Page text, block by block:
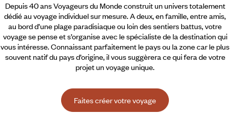
Depuis 40 ans Voyageurs du Monde construit un univers totalement
dédié au voyage individuel sur mesure. A deux, en famille, entre amis,
au bord d’une plage paradisiaque ou loin des sentiers battus, votre
voyage se pense et s’organise avec le spécialiste de la destination qui
vous intéresse. Connaissant parfaitement le pays ou la zone car le plus
souvent natif du pays d’origine, il vous suggèrera ce qui fera de votre
projet un voyage unique.
Faites créer votre voyage